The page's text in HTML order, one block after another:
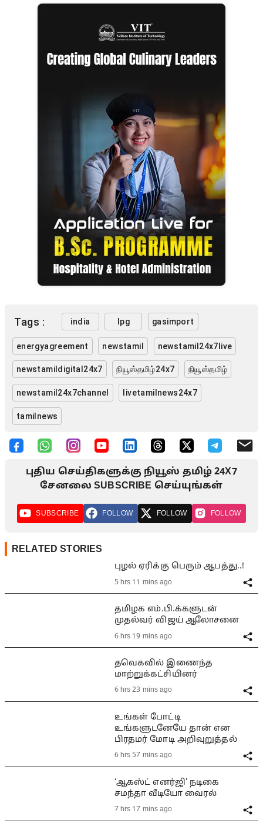
Tags : india lpg gasimport
energyagreement newstamil newstamil24x7live
newstamildigital24x7 நியூஸ்தமிழ்24x7 நியூஸ்தமிழ்
newstamil24x7channel livetamilnews24x7
tamilnews
புதிய செய்திகளுக்கு நியூஸ் தமிழ் 24X7
சேனலை SUBSCRIBE செய்யுங்கள்
SUBSCRIBE FOLLOW FOLLOW FOLLOW
RELATED STORIES
புழல் ஏரிக்கு பெரும் ஆபத்து..!
5 hrs 11 mins ago
தமிழக எம்.பி.க்களுடன்
முதல்வர் விஜய் ஆலோசனை
6 hrs 19 mins ago
தவெகவில் இணைந்த
மாற்றுக்கட்சியினர்
6 hrs 23 mins ago
உங்கள் போட்டி
உங்களுடனேயே தான் என
பிரதமர் மோடி அறிவுறுத்தல்
6 hrs 57 mins ago
‘ஆகஸ்ட் எனர்ஜி’ நடிகை
சமந்தா வீடியோ வைரல்
7 hrs 17 mins ago